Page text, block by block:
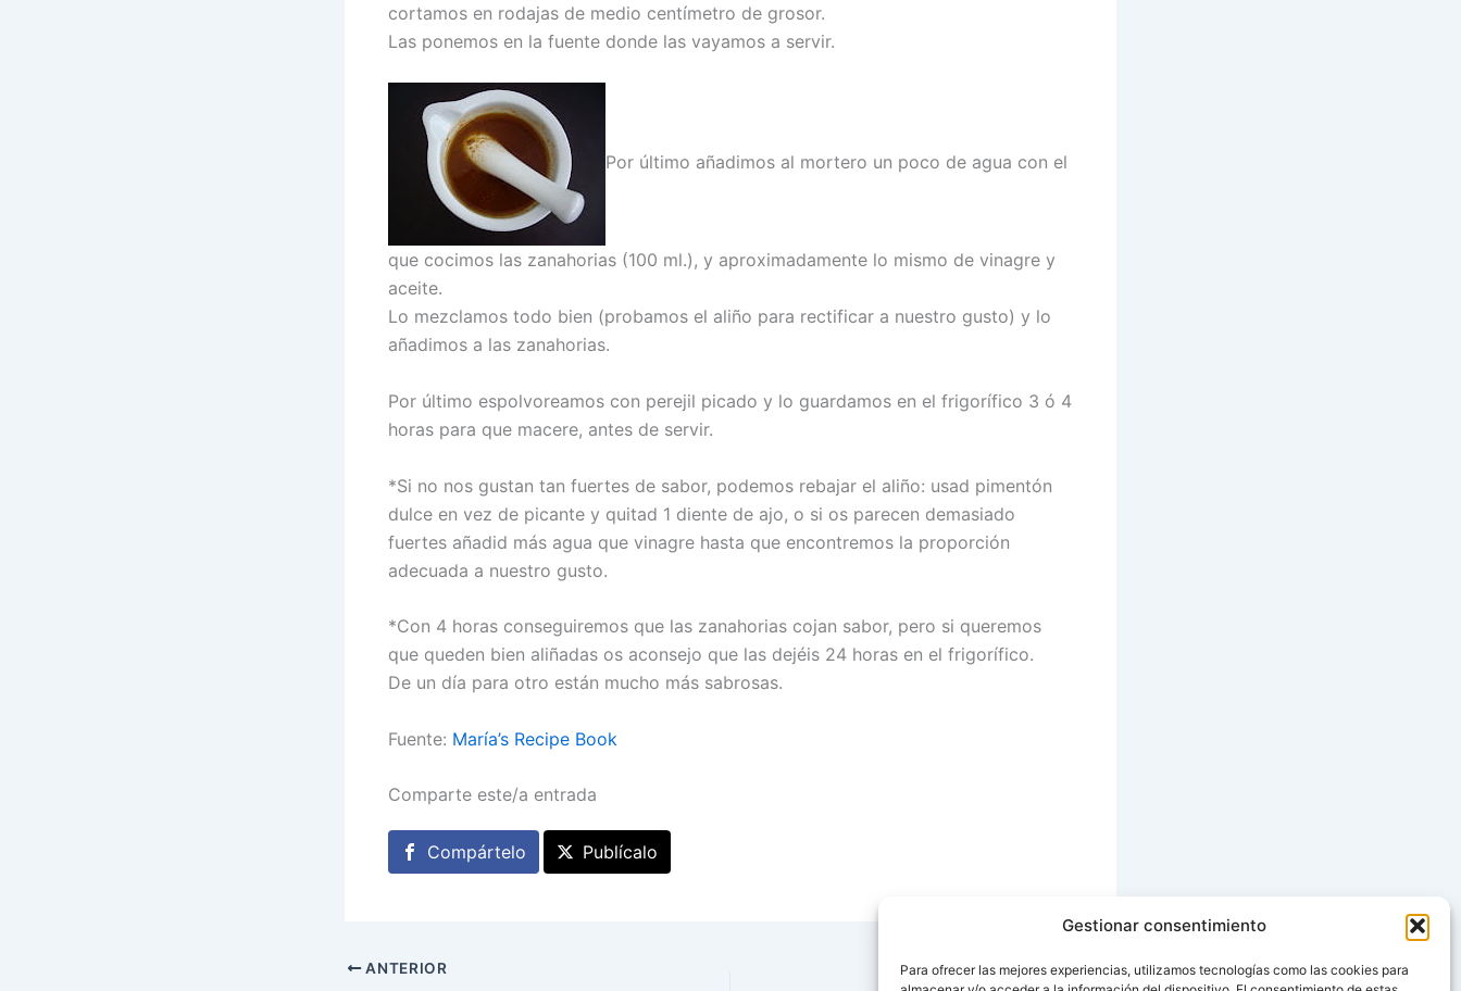
Gestionar consentimiento
Para ofrecer las mejores experiencias, utilizamos tecnologías como las cookies para
cortamos en rodajas de medio centímetro de grosor.
Las ponemos en la fuente donde las vayamos a servir.
Por último añadimos al mortero un poco de agua con el
que cocimos las zanahorias (100 ml.), y aproximadamente lo mismo de vinagre y
aceite.
Lo mezclamos todo bien (probamos el aliño para rectificar a nuestro gusto) y lo
añadimos a las zanahorias.
Por último espolvoreamos con perejil picado y lo guardamos en el frigorífico 3 ó 4
horas para que macere, antes de servir.
*Si no nos gustan tan fuertes de sabor, podemos rebajar el aliño: usad pimentón
dulce en vez de picante y quitad 1 diente de ajo, o si os parecen demasiado
fuertes añadid más agua que vinagre hasta que encontremos la proporción
adecuada a nuestro gusto.
*Con 4 horas conseguiremos que las zanahorias cojan sabor, pero si queremos
que queden bien aliñadas os aconsejo que las dejéis 24 horas en el frigorífico.
De un día para otro están mucho más sabrosas.
Fuente: María’s Recipe Book
Comparte este/a entrada
Compártelo Publícalo
ANTERIOR SIGUIENTE